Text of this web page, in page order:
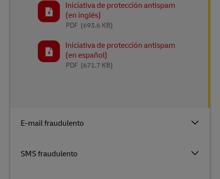
E-mail fraudulento
SMS fraudulento
Iniciativa de protección antispam
(en inglés)
(693.6 KB)
PDF
Iniciativa de protección antispam
(en español)
(671.7 KB)
PDF